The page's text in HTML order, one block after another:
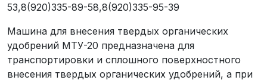
53,8(920)335-89-58,8(920)335-95-39
Машина для внесения твердых органических
удобрений МТУ-20 предназначена для
транспортировки и сплошного поверхностного
внесения твердых органических удобрений, а при